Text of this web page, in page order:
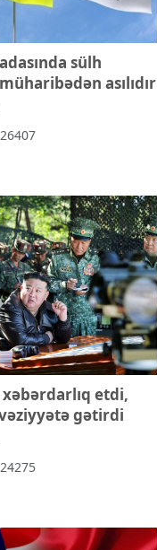
sülh
asılıdır
xəbərdarlıq etdi,
gətirdi